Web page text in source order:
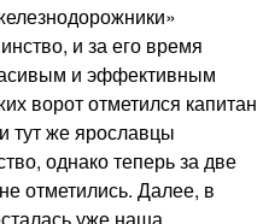
и за его время
и эффективным
ворот отметился капитан
тут же ярославцы
однако теперь за две
отметились. Далее, в
уже наша